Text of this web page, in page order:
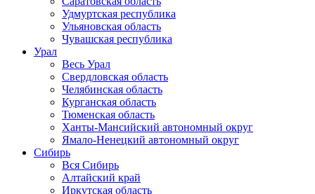
Удмуртская республика
Ульяновская область
Чувашская республика
Урал
Весь Урал
Свердловская область
Челябинская область
Курганская область
Тюменская область
Ханты-Мансийский автономный округ
Ямало-Ненецкий автономный округ
Сибирь
Вся Сибирь
Алтайский край
Иркутская область